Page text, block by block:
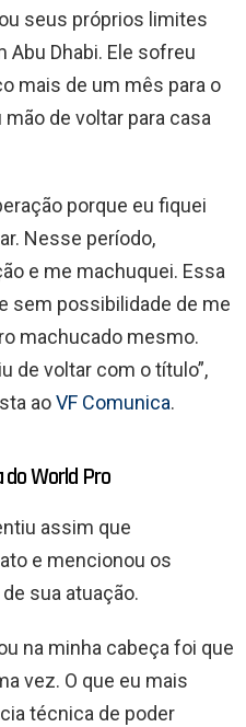
seus próprios limites
Abu Dhabi. Ele sofreu
mais de um mês para o
de voltar para casa
porque eu fiquei
Nesse período,
e me machuquei. Essa
sem possibilidade de me
machucado mesmo.
de voltar com o título”,
aoVF Comunica.
do World Pro
assim que
e mencionou os
sua atuação.
na minha cabeça foi que
vez. O que eu mais
técnica de poder